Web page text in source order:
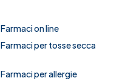
Farmaci on line
Farmaci per tosse secca
Farmaci per allergie